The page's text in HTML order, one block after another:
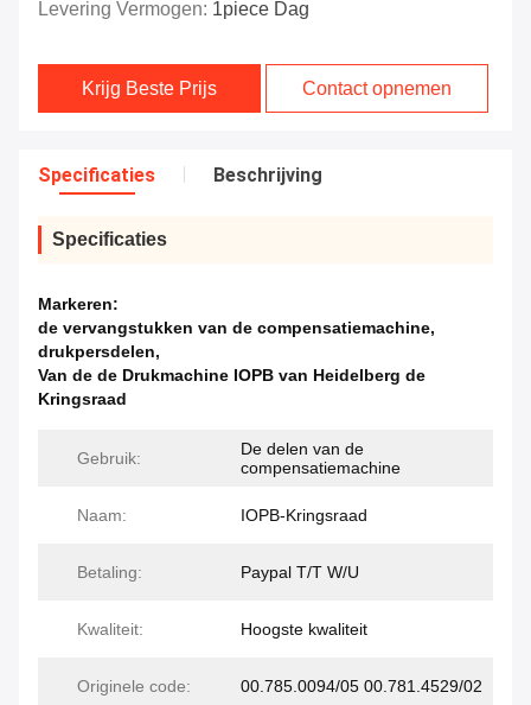
Levering Vermogen: 1piece Dag
Krijg Beste Prijs Contact opnemen
Specificaties Beschrijving
Specificaties
Markeren:
de vervangstukken van de compensatiemachine,
drukpersdelen,
Van de de Drukmachine IOPB van Heidelberg de
Kringsraad
Gebruik:
De delen van de
compensatiemachine
Naam: IOPB-Kringsraad
Betaling: Paypal T/T W/U
Kwaliteit: Hoogste kwaliteit
Originele code: 00.785.0094/05 00.781.4529/02